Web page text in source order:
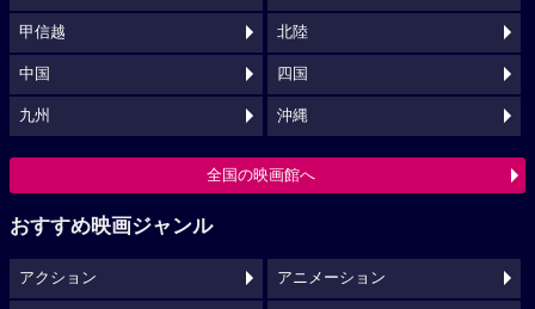
甲信越 北陸
中国 四国
九州 沖縄
全国の映画館へ
おすすめ映画ジャンル
アクション アニメーション